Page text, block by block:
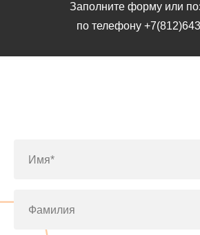
Заполните форму или
по телефону
Имя*
Фамилия